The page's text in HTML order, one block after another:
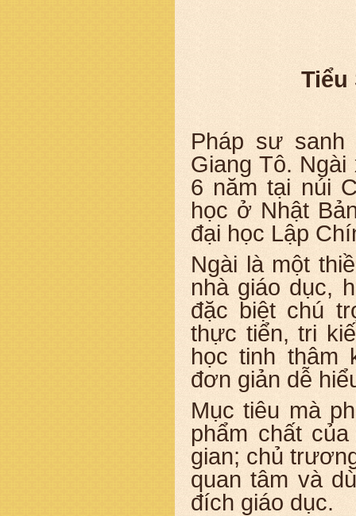
Tiểu
Pháp sư sanh
Giang Tô.
6 năm tại núi
học ở Nhật
đại học Lập
Ngài là một
nhà giáo dục,
đặc biệt chú
thực tiển, tri
học tinh thâm
đơn giản dễ
Mục tiêu mà
phẩm chất
gian; chủ
quan tâm và
đích giáo dục.